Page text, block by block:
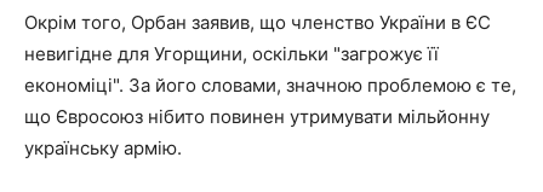
Окрім того, Орбан заявив, що членство України в ЄС
невигідне для Угорщини, оскільки "загрожує її
економіці". За його словами, значною проблемою є те,
що Євросоюз нібито повинен утримувати мільйонну
українську армію.